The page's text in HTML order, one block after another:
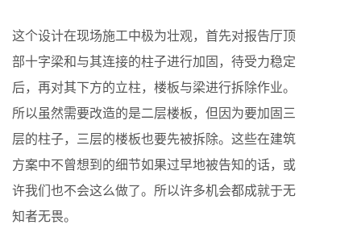
这个设计在现场施工中极为壮观，首先对报告厅顶
部十字梁和与其连接的柱子进行加固，待受力稳定
后，再对其下方的立柱，楼板与梁进行拆除作业。
所以虽然需要改造的是二层楼板，但因为要加固三
层的柱子，三层的楼板也要先被拆除。这些在建筑
方案中不曾想到的细节如果过早地被告知的话，或
许我们也不会这么做了。所以许多机会都成就于无
知者无畏。